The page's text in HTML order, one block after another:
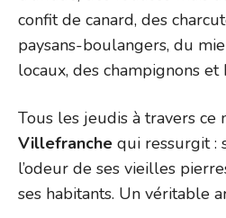
confit de canard, des
paysans-boulangers, du
locaux, des champignons et
Tous les jeudis à travers ce
Villefranche qui ressurgit :
l’odeur de ses vieilles
ses habitants. Un véritable